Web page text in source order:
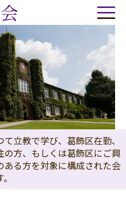
て立教で学び、葛飾区在勤、
の方、もしくは葛飾区にご興
ある方を対象に構成された会